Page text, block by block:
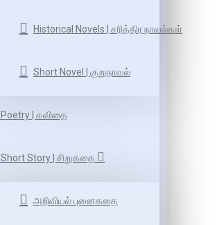
Historical Novels | சரித்திர நாவல்கள்
Short Novel | குறுநாவல்
Poetry | கவிதை
Short Story | சிறுகதை
அறிவியல் புனைகதை